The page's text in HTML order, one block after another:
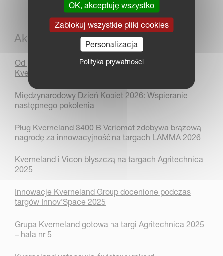
Aktualności
Od prototypu do produkcji: historia modelu
Kverneland Arcadia
Międzynarodowy Dzień Kobiet 2026: Wspieranie
następnego pokolenia
Pług Kverneland 3400 B Variomat zdobywa brązową
nagrodę za innowacyjność na targach LAMMA 2026
Kverneland i Vicon błyszczą na targach Agritechnica
2025
Innowacje Kverneland Group docenione podczas
targów Innov’Space 2025
Grupa Kverneland gotowa na targi Agritechnica 2025
– hala nr 5
OK, akceptuję wszystko
Zablokuj wszystkie pliki cookies
Personalizacja
Polityka prywatności